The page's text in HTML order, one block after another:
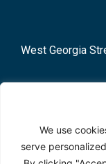
We use
serve
1500 West